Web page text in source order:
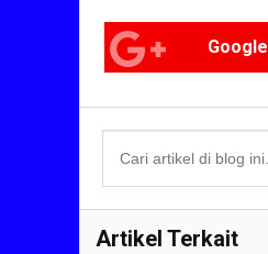
Google
Artikel Terkait